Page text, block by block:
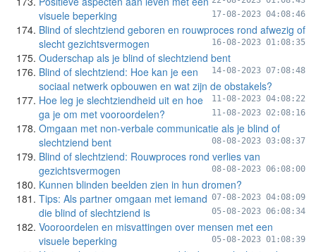
visuele beperking
17-08-2023 04:08:46
Blind of slechtziend geboren en rouwproces rond afwezig of
slecht gezichtsvermogen
16-08-2023 01:08:35
Ouderschap als je blind of slechtziend bent
14-08-2023 07:08:48
Blind of slechtziend: Hoe kan je een
sociaal netwerk opbouwen en wat zijn de obstakels?
11-08-2023 04:08:22
Hoe leg je slechtziendheid uit en hoe
ga je om met vooroordelen?
11-08-2023 02:08:16
Omgaan met non-verbale communicatie als je blind of
slechtziend bent
08-08-2023 03:08:37
Blind of slechtziend: Rouwproces rond verlies van
gezichtsvermogen
08-08-2023 06:08:00
Kunnen blinden beelden zien in hun dromen?
07-08-2023 04:08:09
Tips: Als partner omgaan met iemand
die blind of slechtziend is
05-08-2023 06:08:34
Vooroordelen en misvattingen over mensen met een
visuele beperking
05-08-2023 01:08:39